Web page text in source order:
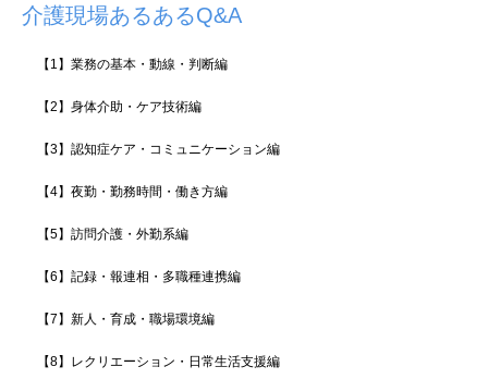
介護現場あるあるQ&A
【1】業務の基本・動線・判断編
【2】身体介助・ケア技術編
【3】認知症ケア・コミュニケーション編
【4】夜勤・勤務時間・働き方編
【5】訪問介護・外勤系編
【6】記録・報連相・多職種連携編
【7】新人・育成・職場環境編
【8】レクリエーション・日常生活支援編